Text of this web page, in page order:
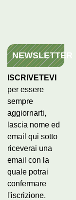
NEWSLETTER
ISCRIVETEVI
per essere
sempre
aggiornarti,
lascia nome ed
email qui sotto
riceverai una
email con la
quale potrai
confermare
l'iscrizione.